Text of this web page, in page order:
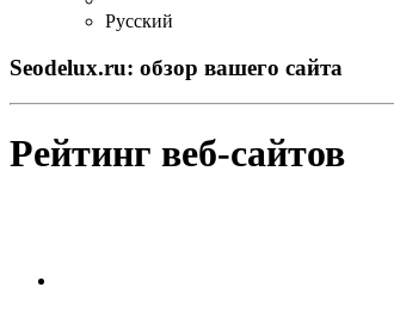
Русский
Seodelux.ru: обзор вашего сайта
Рейтинг веб-сайтов